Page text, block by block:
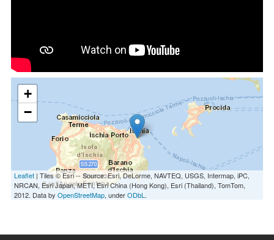
+
−
Leaflet | Tiles © Esri -- Source: Esri, DeLorme, NAVTEQ, USGS, Intermap, iPC,
NRCAN, Esri Japan, METI, Esri China (Hong Kong), Esri (Thailand), TomTom,
2012. Data by OpenStreetMap, underODbL .